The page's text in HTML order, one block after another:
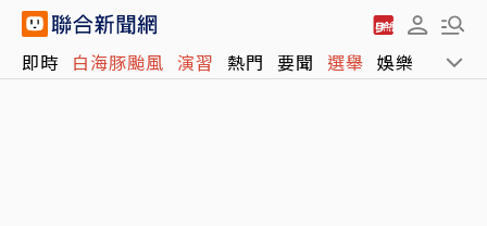
即時 白海豚颱風 演習 熱門 要聞 選舉 娛樂 運動